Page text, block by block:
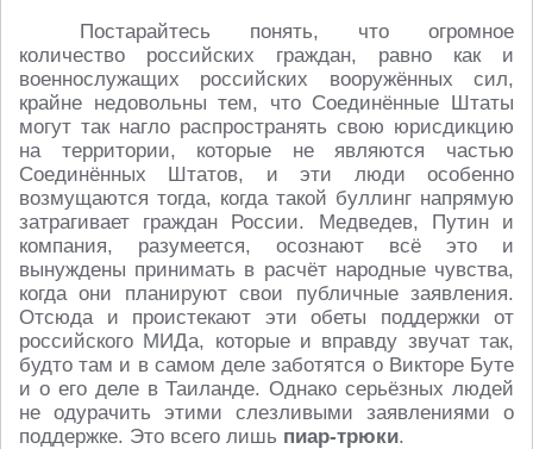
Постарайтесь понять, что огромное
количество российских граждан, равно как и
военнослужащих российских вооружённых сил,
крайне недовольны тем, что Соединённые Штаты
могут так нагло распространять свою юрисдикцию
на территории, которые не являются частью
Соединённых Штатов, и эти люди особенно
возмущаются тогда, когда такой буллинг напрямую
затрагивает граждан России. Медведев, Путин и
компания, разумеется, осознают всё это и
вынуждены принимать в расчёт народные чувства,
когда они планируют свои публичные заявления.
Отсюда и проистекают эти обеты поддержки от
российского МИДа, которые и вправду звучат так,
будто там и в самом деле заботятся о Викторе Буте
и о его деле в Таиланде. Однако серьёзных людей
не одурачить этими слезливыми заявлениями о
поддержке. Это всего лишь пиар-трюки.